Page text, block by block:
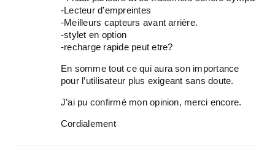
-Lecteur d’empreintes
-Meilleurs capteurs avant arrière.
-stylet en option
-recharge rapide peut etre?
En somme tout ce qui aura son importance
pour l’utilisateur plus exigeant sans doute.
J’ai pu confirmé mon opinion, merci encore.
Cordialement